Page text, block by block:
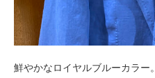
鮮やかなロイヤルブルーカラー。